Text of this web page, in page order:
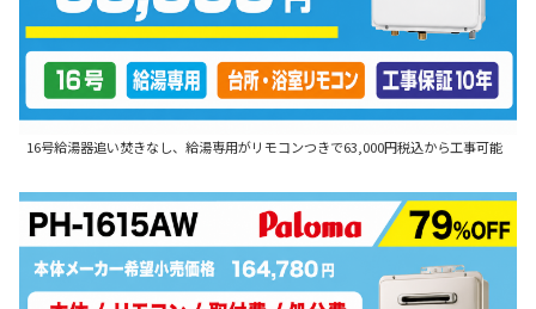
16号給湯器追い焚きなし、給湯専用がリモコンつきで63,000円税込から工事可能